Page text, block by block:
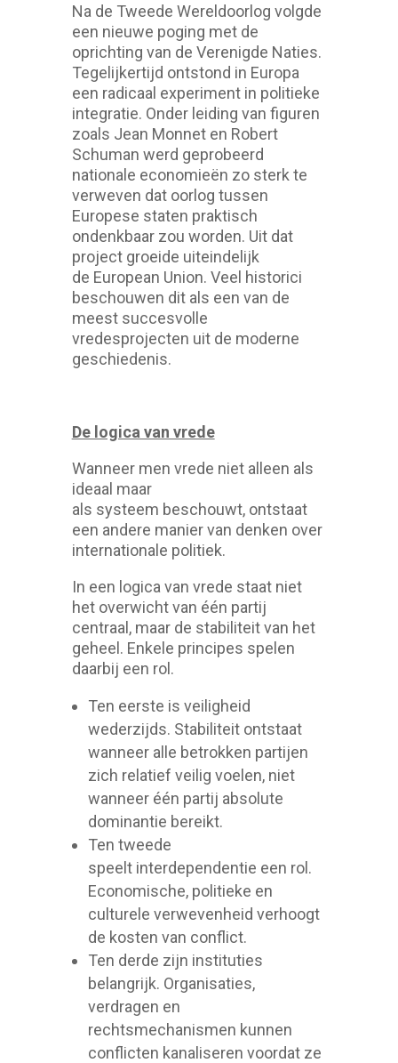
Na de Tweede Wereldoorlog volgde
een nieuwe poging met de
oprichting van de Verenigde Naties.
Tegelijkertijd ontstond in Europa
een radicaal experiment in politieke
integratie. Onder leiding van figuren
zoals Jean Monnet en Robert
Schuman werd geprobeerd
nationale economieën zo sterk te
verweven dat oorlog tussen
Europese staten praktisch
ondenkbaar zou worden. Uit dat
project groeide uiteindelijk
de European Union. Veel historici
beschouwen dit als een van de
meest succesvolle
vredesprojecten uit de moderne
geschiedenis.
De logica van vrede
Wanneer men vrede niet alleen als
ideaal maar
als systeem beschouwt, ontstaat
een andere manier van denken over
internationale politiek.
In een logica van vrede staat niet
het overwicht van één partij
centraal, maar de stabiliteit van het
geheel. Enkele principes spelen
daarbij een rol.
Ten eerste is veiligheid
wederzijds. Stabiliteit ontstaat
wanneer alle betrokken partijen
zich relatief veilig voelen, niet
wanneer één partij absolute
dominantie bereikt.
Ten tweede
speelt interdependentie een rol.
Economische, politieke en
culturele verwevenheid verhoogt
de kosten van conflict.
Ten derde zijn instituties
belangrijk. Organisaties,
verdragen en
rechtsmechanismen kunnen
conflicten kanaliseren voordat ze